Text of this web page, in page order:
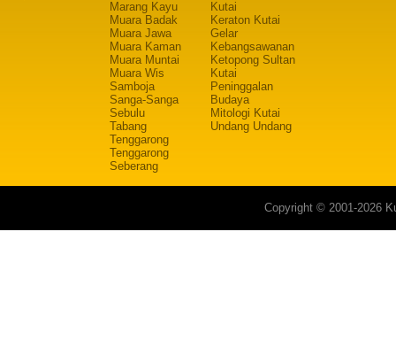
Marang Kayu
Muara Badak
Muara Jawa
Muara Kaman
Muara Muntai
Muara Wis
Samboja
Sanga-Sanga
Sebulu
Tabang
Tenggarong
Tenggarong
Seberang
Kutai
Keraton Kutai
Gelar
Kebangsawanan
Ketopong Sultan
Kutai
Peninggalan
Budaya
Mitologi Kutai
Undang Undang
Copyright © 2001-2026